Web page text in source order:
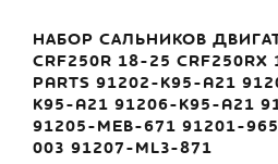
НАБОР САЛЬНИКОВ
CRF250R 18-25 CRF250RX
PARTS 91202-K95-A21
K95-A21 91206-K95-A21
91205-MEB-671 91201-
003 91207-ML3-871